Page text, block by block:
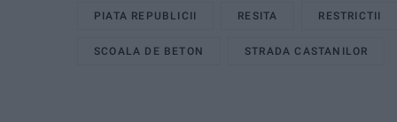
PIATA REPUBLICII RESITA RESTRICTII
SCOALA DE BETON STRADA CASTANILOR